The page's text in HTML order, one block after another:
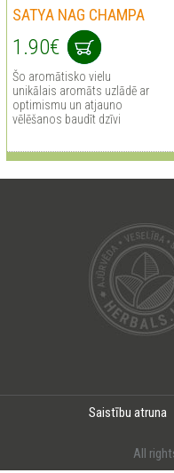
SATYA NAG CHAMPA
1.90€
Šo aromātisko vielu
unikālais aromāts uzlādē ar
optimismu un atjauno
vēlēšanos baudīt dzīvi
Saistību atruna
All